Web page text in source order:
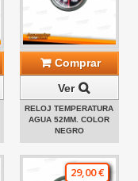
Comprar
Ver
RELOJ TEMPERATURA
AGUA 52MM. COLOR
NEGRO
29,00 €